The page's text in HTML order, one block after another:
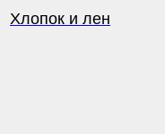
Хлопок и лен